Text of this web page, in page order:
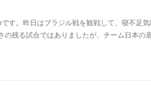
す。昨日はブラジル戦を観戦して、寝不足
残る試合ではありましたが、チーム日本の